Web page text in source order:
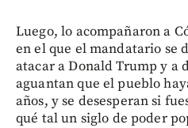
Luego, lo acompañaron a
en el que el mandatario se
atacar a Donald Trump y a
aguantan que el pueblo
años, y se desesperan si
qué tal un siglo de poder